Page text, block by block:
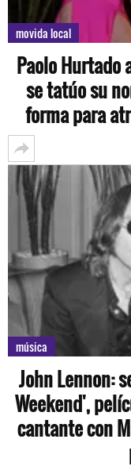
movida local
Paolo Hurtado
se tatúo su
forma para
música
John Lennon:
Weekend',
cantante con